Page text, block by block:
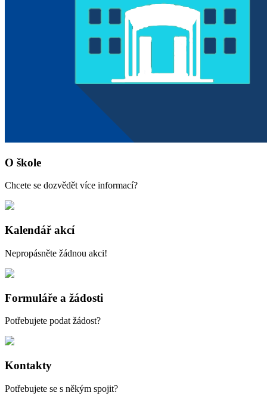
O škole
Chcete se dozvědět více informací?
Kalendář akcí
Nepropásněte žádnou akci!
Formuláře a žádosti
Potřebujete podat žádost?
Kontakty
Potřebujete se s někým spojit?